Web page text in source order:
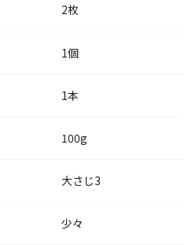
2枚
1個
1本
100g
大さじ3
少々